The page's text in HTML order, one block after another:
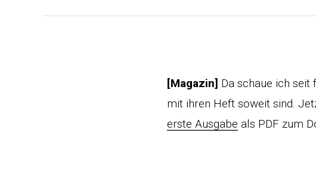
[Magazin] Da schaue ich
mit ihren Heft soweit sind.
erste Ausgabe als PDF zum